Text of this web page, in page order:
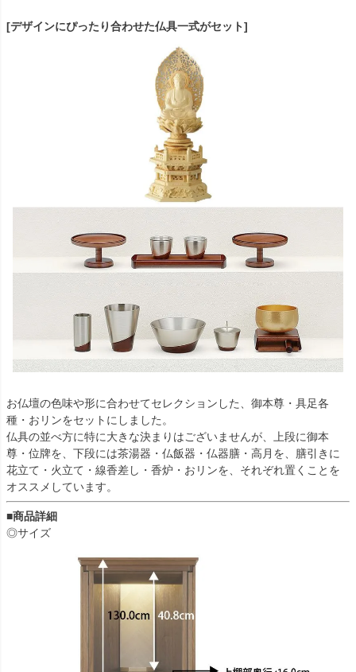
[デザインにぴったり合わせた仏具一式がセット]
お仏壇の色味や形に合わせてセレクションした、御本尊・具足各
種・おリンをセットにしました。
仏具の並べ方に特に大きな決まりはございませんが、上段に御本
尊・位牌を、下段には茶湯器・仏飯器・仏器膳・高月を、膳引きに
花立て・火立て・線香差し・香炉・おリンを、それぞれ置くことを
オススメしています。
■商品詳細
◎サイズ